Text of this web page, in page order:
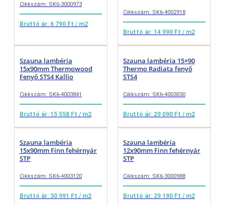
Cikkszám: SK6-3000973
Bruttó ár: 6 790 Ft / m2
Cikkszám: SK6-4002918
Bruttó ár: 14 990 Ft / m2
Szauna lambéria
15x90mm Thermowood
Fenyő STS4 Kallio
Cikkszám: SK6-4003841
Bruttó ár: 15 558 Ft / m2
Szauna lambéria 15×90
Thermo Radiata fenyő
STS4
Cikkszám: SK6-4003030
Bruttó ár: 29 090 Ft / m2
Szauna lambéria
15x90mm Finn fehérnyár
STP
Cikkszám: SK6-4003120
Bruttó ár: 30 991 Ft / m2
Szauna lambéria
12x90mm Finn fehérnyár
STP
Cikkszám: SK6-3000988
Bruttó ár: 29 190 Ft / m2